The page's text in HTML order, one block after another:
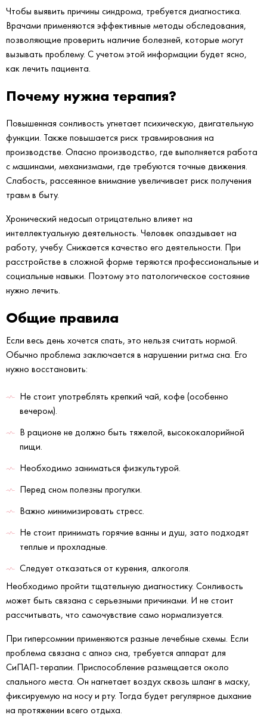
Чтобы выявить причины синдрома, требуется диагностика.
Врачами применяются эффективные методы обследования,
позволяющие проверить наличие болезней, которые могут
вызывать проблему. С учетом этой информации будет ясно,
как лечить пациента.
Почему нужна терапия?
Повышенная сонливость угнетает психическую, двигательную
функции. Также повышается риск травмирования на
производстве. Опасно производство, где выполняется работа
с машинами, механизмами, где требуются точные движения.
Слабость, рассеянное внимание увеличивает риск получения
травм в быту.
Хронический недосып отрицательно влияет на
интеллектуальную деятельность. Человек опаздывает на
работу, учебу. Снижается качество его деятельности. При
расстройстве в сложной форме теряются профессиональные и
социальные навыки. Поэтому это патологическое состояние
нужно лечить.
Общие правила
Если весь день хочется спать, это нельзя считать нормой.
Обычно проблема заключается в нарушении ритма сна. Его
нужно восстановить:
Не стоит употреблять крепкий чай, кофе (особенно
вечером).
В рационе не должно быть тяжелой, высококалорийной
пищи.
Необходимо заниматься физкультурой.
Перед сном полезны прогулки.
Важно минимизировать стресс.
Не стоит принимать горячие ванны и душ, зато подходят
теплые и прохладные.
Следует отказаться от курения, алкоголя.
Необходимо пройти тщательную диагностику. Сонливость
может быть связана с серьезными причинами. И не стоит
рассчитывать, что самочувствие само нормализуется.
При гиперсомнии применяются разные лечебные схемы. Если
проблема связана с апноэ сна, требуется аппарат для
СиПАП-терапии. Приспособление размещается около
спального места. Он нагнетает воздух сквозь шланг в маску,
фиксируемую на носу и рту. Тогда будет регулярное дыхание
на протяжении всего отдыха.